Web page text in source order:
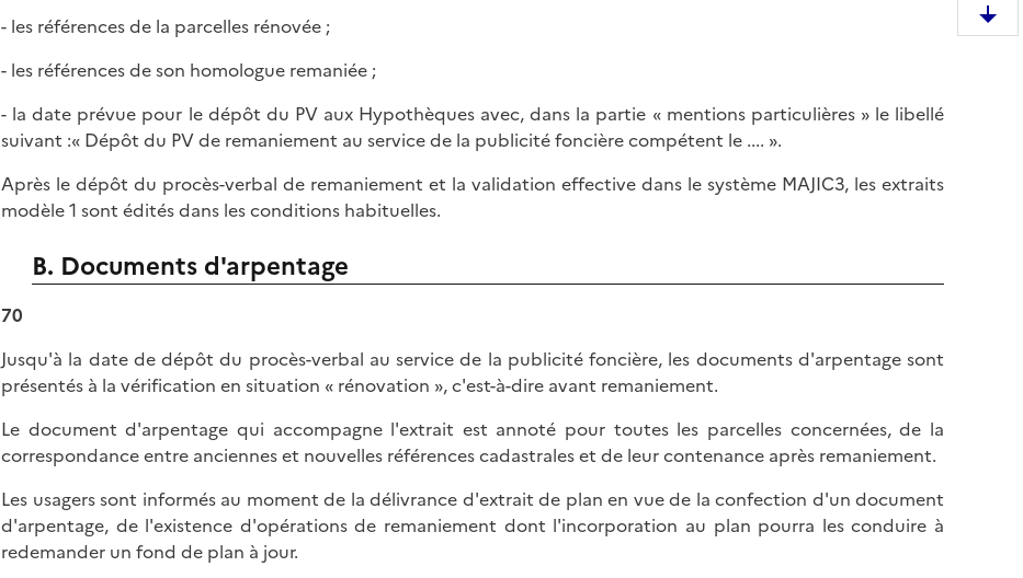
- les références de la parcelles rénovée ;
- les références de son homologue remaniée ;
- la date prévue pour le dépôt du PV aux Hypothèques avec, dans la partie « mentions particulières » le libellé
suivant :« Dépôt du PV de remaniement au service de la publicité foncière compétent le .... ».
Après le dépôt du procès-verbal de remaniement et la validation effective dans le système MAJIC3, les extraits
modèle 1 sont édités dans les conditions habituelles.
B. Documents d'arpentage
70
Jusqu'à la date de dépôt du procès-verbal au service de la publicité foncière, les documents d'arpentage sont
présentés à la vérification en situation « rénovation », c'est-à-dire avant remaniement.
Le document d'arpentage qui accompagne l'extrait est annoté pour toutes les parcelles concernées, de la
correspondance entre anciennes et nouvelles références cadastrales et de leur contenance après remaniement.
Les usagers sont informés au moment de la délivrance d'extrait de plan en vue de la confection d'un document
d'arpentage, de l'existence d'opérations de remaniement dont l'incorporation au plan pourra les conduire à
redemander un fond de plan à jour.
e
m
D